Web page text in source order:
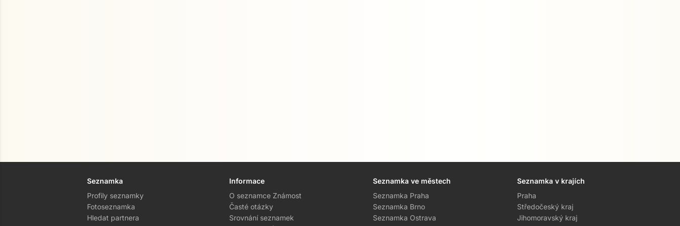
Seznamka
Profily seznamky
Fotoseznamka
Hledat partnera
Informace
O seznamce Známost
Časté otázky
Srovnání seznamek
Seznamka ve městech
Seznamka Praha
Seznamka Brno
Seznamka Ostrava
Seznamka v krajích
Praha
Středočeský kraj
Jihomoravský kraj